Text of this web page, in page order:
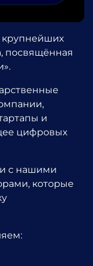
крупнейших
посвящённая
и
цифровых
с нашими
которые